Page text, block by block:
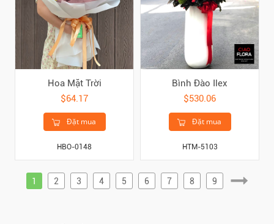
Hoa Mặt Trời
$64.17
Đặt mua
HBO-0148
Bình Đào Ilex
$530.06
Đặt mua
HTM-5103
1 2 3 4 5 6 7 8 9